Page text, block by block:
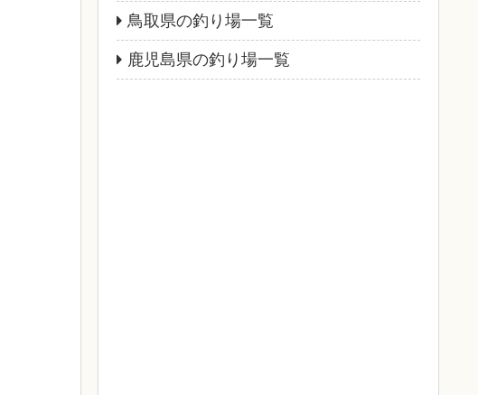
鳥取県の釣り場一覧
鹿児島県の釣り場一覧